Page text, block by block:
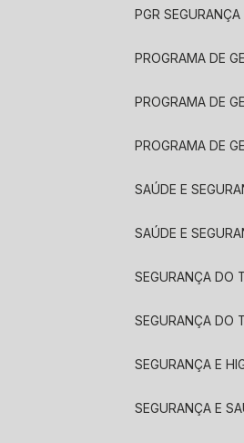
PGR
PROGRAMA DE
PROGRAMA DE
PROGRAMA DE
SAÚDE E
SAÚDE E
SEGURANÇA DO
SEGURANÇA
SEGURANÇA E
SEGURANÇA E